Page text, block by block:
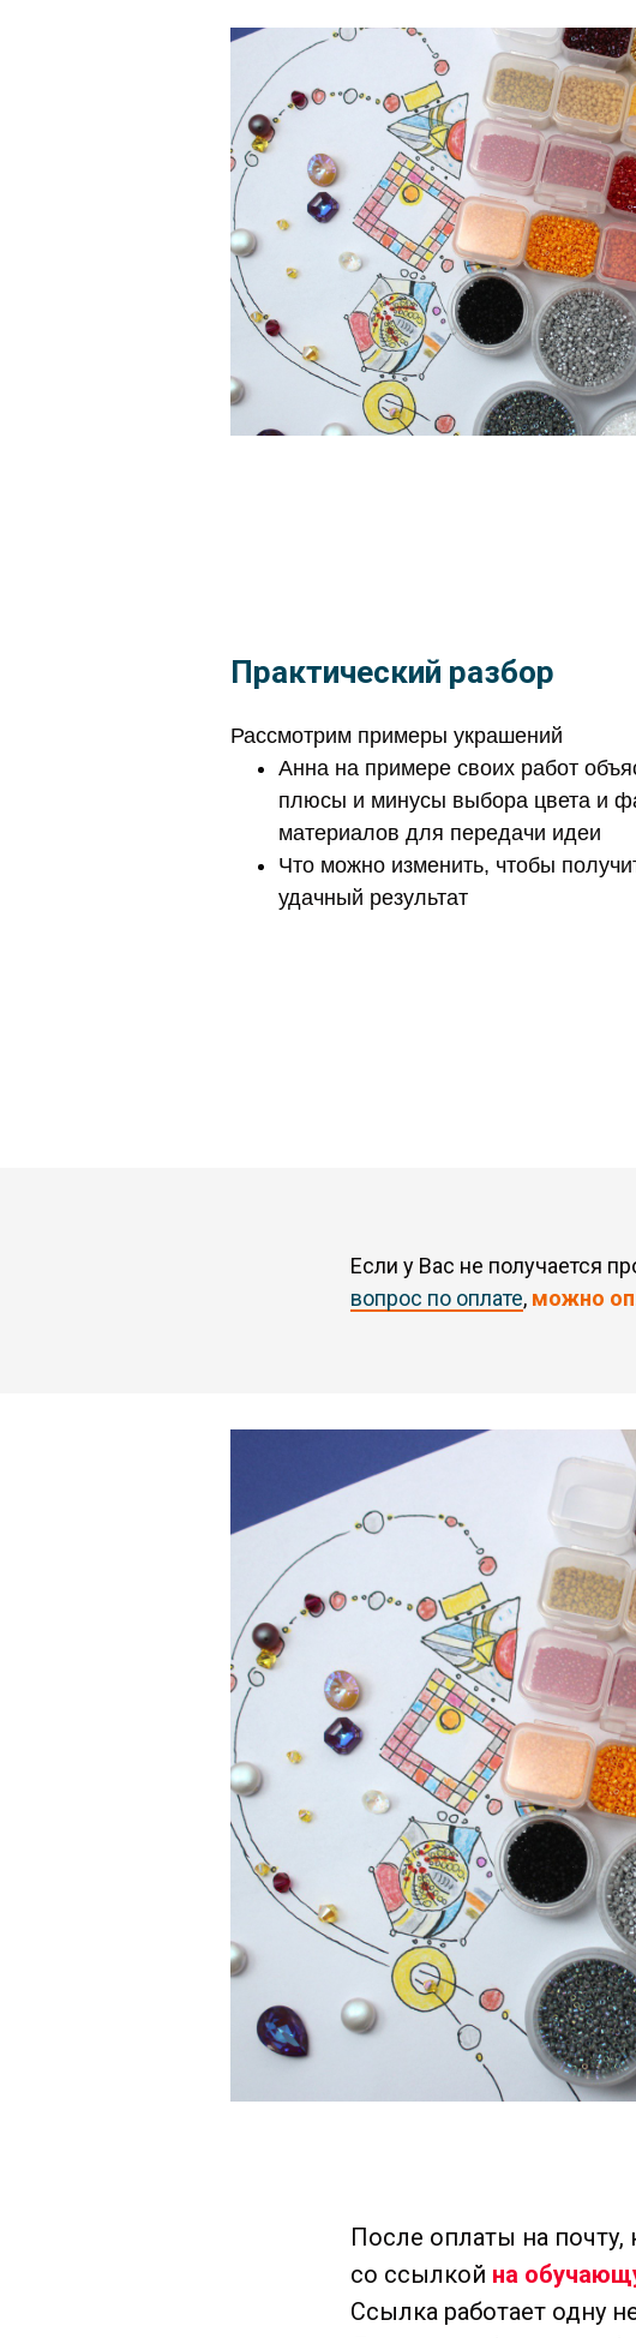
Практический разбор
Рассмотрим примеры украшений
Анна на примере своих работ
плюсы и минусы выбора цвета и
материалов для передачи идеи
Что можно изменить, чтобы
удачный результат
Если у Вас не получается
вопрос по оплате, можно
После оплаты на
со ссылкой на
Ссылка работает одну